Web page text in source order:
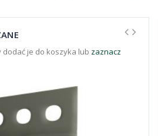
je do koszyka lub zaznacz